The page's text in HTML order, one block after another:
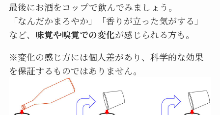
最後にお酒をコップで飲んでみましょう。
「なんだかまろやか」「香りが立った気がする」
など、 味覚や嗅覚での変化が感じられる方も。
※変化の感じ方には個人差があり、科学的な効果
を保証するものではありません。